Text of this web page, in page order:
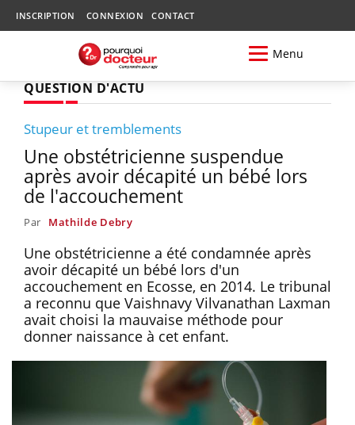
INSCRIPTION CONNEXION CONTACT
Menu
QUESTION D'ACTU
Stupeur et tremblements
Une obstétricienne suspendue
après avoir décapité un bébé lors
de l'accouchement
Par Mathilde Debry
Une obstétricienne a été condamnée après
avoir décapité un bébé lors d'un
accouchement en Ecosse, en 2014. Le tribunal
a reconnu que Vaishnavy Vilvanathan Laxman
avait choisi la mauvaise méthode pour
donner naissance à cet enfant.